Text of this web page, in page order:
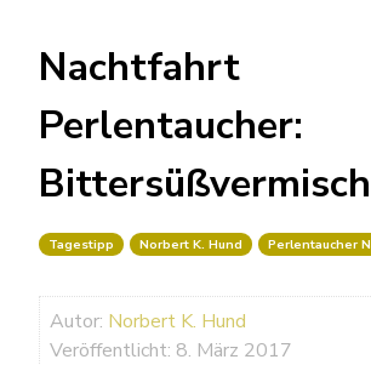
Nachtfahrt
Perlentaucher:
Tagestipp Norbert K. Hund Perlentaucher
Autor: Norbert K. Hund
Veröffentlicht: 8. März 2017